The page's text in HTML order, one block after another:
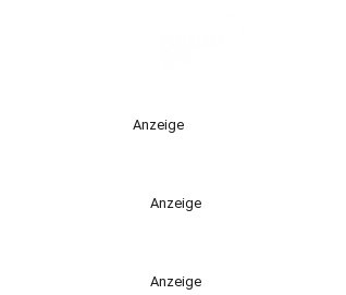
Anzeige
Anzeige
Anzeige